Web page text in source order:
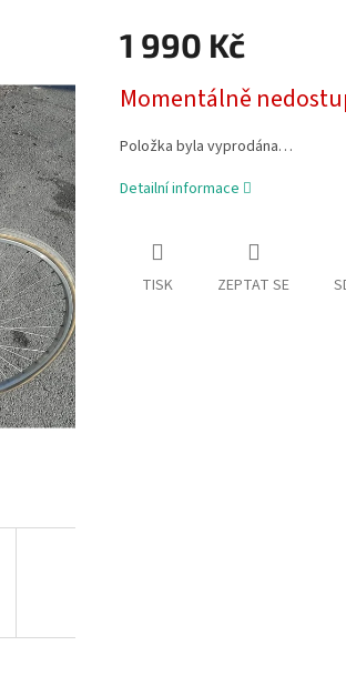
1 990 Kč
cena:
Momentálně
Položka byla vyprodána…
Detailní informace
TISK ZEPTAT SE